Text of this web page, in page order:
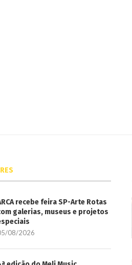
recebe feira SP-Arte Rotas
galerias, museus e projetos
08/2026